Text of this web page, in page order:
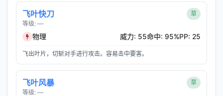
飞叶快刀
等级: —
草
物理 威力: 55命中: 95%PP: 25
飞出叶片，切斩对手进行攻击。容易击中要害。
飞叶风暴
等级: —
草